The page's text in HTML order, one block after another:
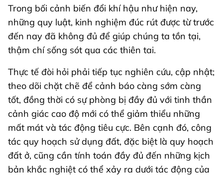
Trong bối cảnh biến đổi khí hậu như hiện nay,
những quy luật, kinh nghiệm đúc rút được từ trước
đến nay đã không đủ để giúp chúng ta tồn tại,
thậm chí sống sót qua các thiên tai.
Thực tế đòi hỏi phải tiếp tục nghiên cứu, cập nhật;
theo dõi chặt chẽ để cảnh báo càng sớm càng
tốt, đồng thời có sự phòng bị đầy đủ với tinh thần
cảnh giác cao độ mới có thể giảm thiểu những
mất mát và tác động tiêu cực. Bên cạnh đó, công
tác quy hoạch sử dụng đất, đặc biệt là quy hoạch
đất ở, cũng cần tính toán đầy đủ đến những kịch
bản khắc nghiệt có thể xảy ra dưới tác động của